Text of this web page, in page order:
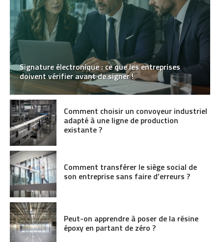
Signature électronique : ce que les entreprises
doivent vérifier avant de signer !
Comment choisir un convoyeur industriel
adapté à une ligne de production
existante ?
Comment transférer le siège social de
son entreprise sans faire d’erreurs ?
Peut-on apprendre à poser de la résine
époxy en partant de zéro ?